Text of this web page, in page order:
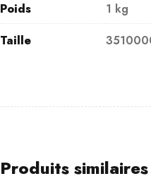
Poids
1 kg
Taille
Produits similaires